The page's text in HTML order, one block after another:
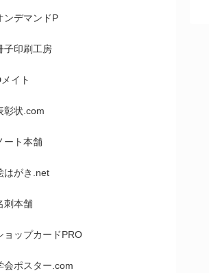
ンデマンドP
子印刷工房
イト
彰状.com
ート本舗
はがき.net
刺本舗
ョップカードPRO
会ポスター.com